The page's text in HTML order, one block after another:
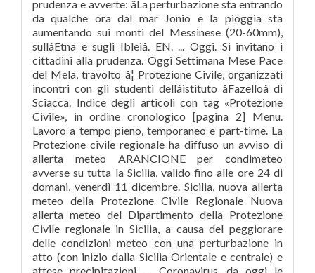
prudenza e avverte: âLa perturbazione sta entrando
da qualche ora dal mar Jonio e la pioggia sta
aumentando sui monti del Messinese (20-60mm),
sullâEtna e sugli Ibleiâ. EN. ... Oggi. Si invitano i
cittadini alla prudenza. Oggi Settimana Mese Pace
del Mela, travolto â¦ Protezione Civile, organizzati
incontri con gli studenti dellâistituto âFazelloâ di
Sciacca. Indice degli articoli con tag «Protezione
Civile», in ordine cronologico [pagina 2] Menu.
Lavoro a tempo pieno, temporaneo e part-time. La
Protezione civile regionale ha diffuso un avviso di
allerta meteo ARANCIONE per condimeteo
avverse su tutta la Sicilia, valido fino alle ore 24 di
domani, venerdì 11 dicembre. Sicilia, nuova allerta
meteo della Protezione Civile Regionale Nuova
allerta meteo del Dipartimento della Protezione
Civile regionale in Sicilia, a causa del peggiorare
delle condizioni meteo con una perturbazione in
atto (con inizio dalla Sicilia Orientale e centrale) e